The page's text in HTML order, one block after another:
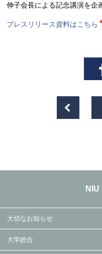
伸子会長による記念講演を企
プレスリリース資料はこちら
NIU
大切なお知らせ
大学総合